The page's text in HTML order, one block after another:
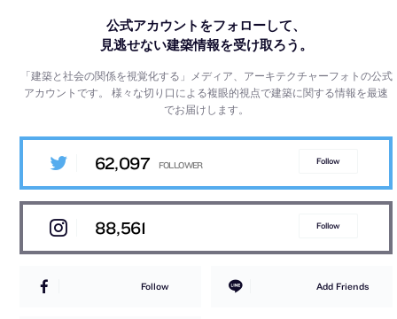
公式アカウントをフォローして、
見逃せない建築情報を受け取ろう。
「建築と社会の関係を視覚化する」メディア、アーキテクチャーフォトの公式
アカウントです。様々な切り口による複眼的視点で建築に関する情報を最速
でお届けします。
62,097 Follow
88,561 Follow
Follow Add Friends